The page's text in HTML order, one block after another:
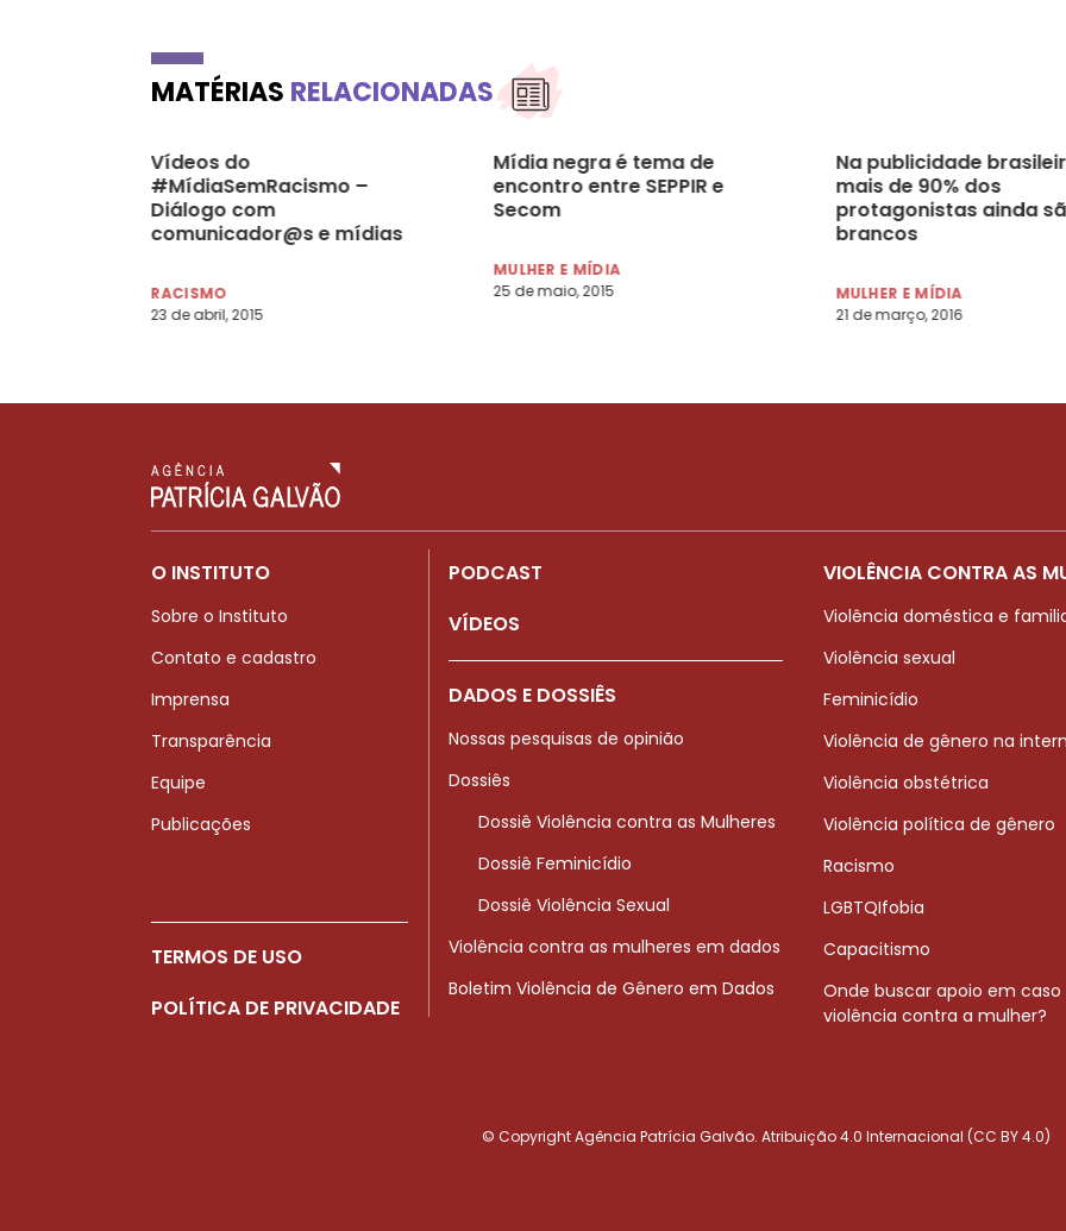
MATÉRIAS RELACIONADAS
Vídeos do
#MídiaSemRacismo –
Diálogo com
comunicador@s e mídias
RACISMO
23 de abril, 2015
Mídia negra é tema de
encontro entre SEPPIR e
Secom
MULHER E MÍDIA
25 de maio, 2015
Na publicidade
mais de 90% dos
protagonistas ainda
brancos
MULHER E MÍDIA
21 de março, 2016
O INSTITUTO
Sobre o Instituto
Contato e cadastro
Imprensa
Transparência
Equipe
Publicações
TERMOS DE USO
POLÍTICA DE PRIVACIDADE
PODCAST
VÍDEOS
DADOS E DOSSIÊS
Nossas pesquisas de opinião
Dossiês
Dossiê Violência contra as Mulheres
Dossiê Feminicídio
Dossiê Violência Sexual
Violência contra as mulheres em dados
Boletim Violência de Gênero em Dados
VIOLÊNCIA CONTRA AS
Violência doméstica e
Violência sexual
Feminicídio
Violência de gênero na
Violência obstétrica
Violência política de gênero
Racismo
LGBTQIfobia
Capacitismo
Onde buscar apoio em caso
violência contra a mulher?
© Copyright Agência Patrícia Galvão. Atribuição 4.0 Internacional (CC BY 4.0)